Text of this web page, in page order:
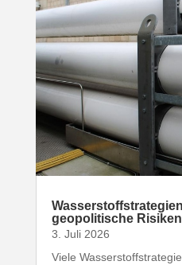
geopo­li­tische Risiken
3. Juli 2026
Viele